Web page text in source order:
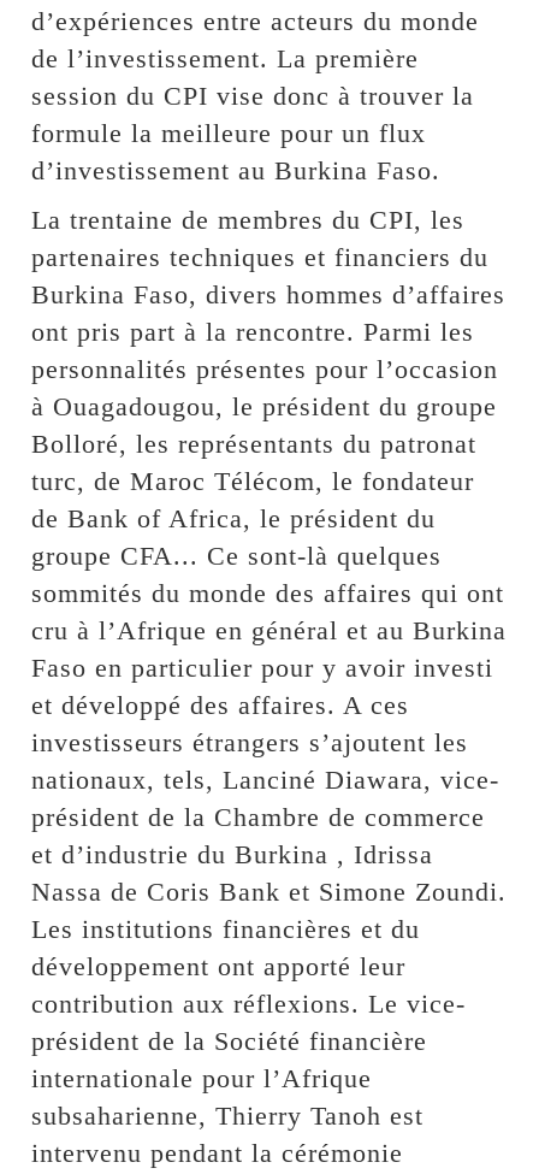
d’expériences entre acteurs du monde
de l’investissement. La première
session du CPI vise donc à trouver la
formule la meilleure pour un flux
d’investissement au Burkina Faso.
La trentaine de membres du CPI, les
partenaires techniques et financiers du
Burkina Faso, divers hommes d’affaires
ont pris part à la rencontre. Parmi les
personnalités présentes pour l’occasion
à Ouagadougou, le président du groupe
Bolloré, les représentants du patronat
turc, de Maroc Télécom, le fondateur
de Bank of Africa, le président du
groupe CFA... Ce sont-là quelques
sommités du monde des affaires qui ont
cru à l’Afrique en général et au Burkina
Faso en particulier pour y avoir investi
et développé des affaires. A ces
investisseurs étrangers s’ajoutent les
nationaux, tels, Lanciné Diawara, vice-
président de la Chambre de commerce
et d’industrie du Burkina , Idrissa
Nassa de Coris Bank et Simone Zoundi.
Les institutions financières et du
développement ont apporté leur
contribution aux réflexions. Le vice-
président de la Société financière
internationale pour l’Afrique
subsaharienne, Thierry Tanoh est
intervenu pendant la cérémonie